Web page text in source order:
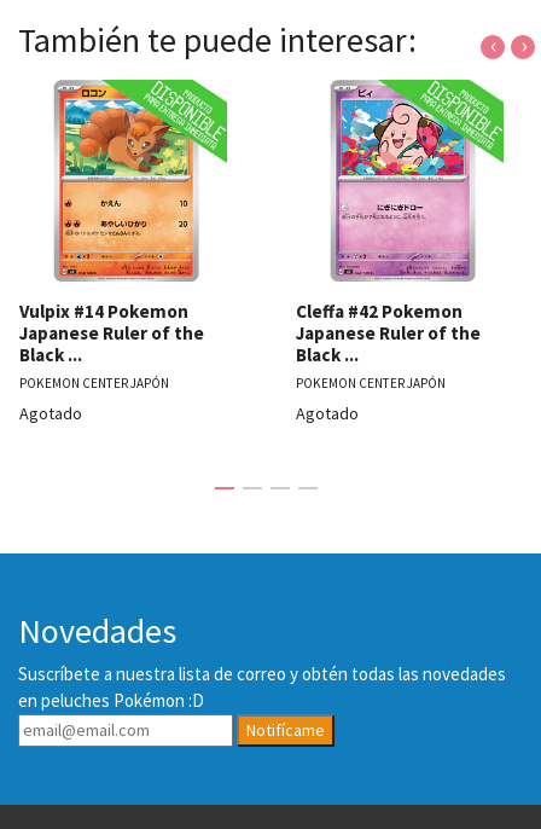
También te puede interesar:
Vulpix #14 Pokemon
Japanese Ruler of the
Black ...
POKEMON CENTER JAPÓN
Agotado
Cleffa #42 Pokemon
Japanese Ruler of the
Black ...
POKEMON CENTER JAPÓN
Agotado
‹ ›
Novedades
Suscríbete a nuestra lista de correo y obtén todas las novedades
en peluches Pokémon :D
Notifícame